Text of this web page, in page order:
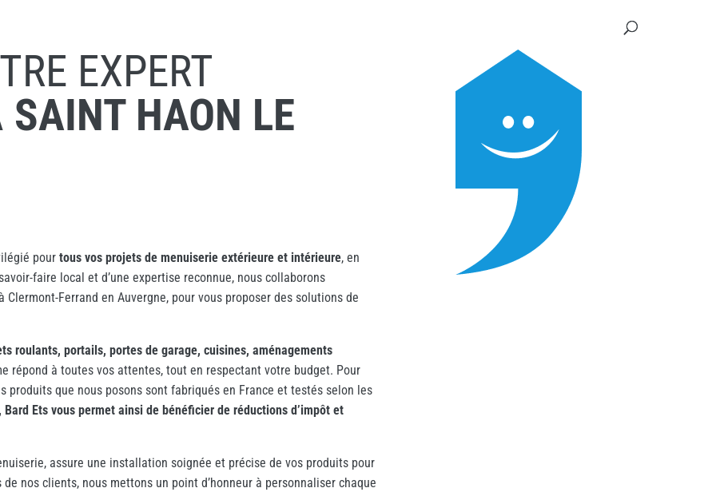
EXPERT
SAINT HAON LE
pourtous vos projets de menuiserie extérieure et intérieure, en
faire local et d’une expertise reconnue, nous collaborons
Ferrand en Auvergne, pour vous proposer des solutions de
roulants, portails, portes de garage, cuisines, aménagements
répond à toutes vos attentes, tout en respectant votre budget. Pour
que nous posons sont fabriqués en France et testés selon les
Bard Ets vous permet ainsi de bénéficier de réductions d’impôt et
assure une installation soignée et précise de vos produits pour
nos clients, nous mettons un point d’honneur à personnaliser chaque